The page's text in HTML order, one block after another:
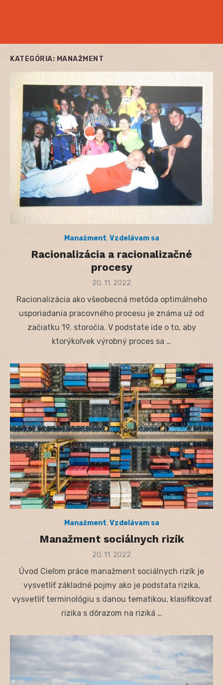
KATEGÓRIA: MANAŽMENT
Manažment,Vzdelávam sa
Racionalizácia a racionalizačné
procesy
Posted
20. 11. 2022
Racionalizácia ako všeobecná metóda optimálneho
usporiadania pracovného procesu je známa už od
začiatku 19. storočia. V podstate ide o to, aby
ktorýkoľvek výrobný proces sa …
Manažment,Vzdelávam sa
Manažment sociálnych rizík
Posted
20. 11. 2022
Úvod Cieľom práce manažment sociálnych rizík je
vysvetliť základné pojmy ako je podstata rizika,
vysvetliť terminológiu s danou tematikou, klasifikovať
rizika s dôrazom na riziká …